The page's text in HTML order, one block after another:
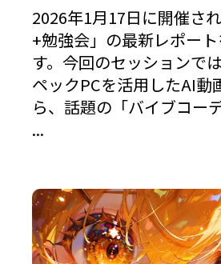
2026年1月17日に開催さ
+勉強会」の最新レポー
す。今回のセッションで
ペックPCを活用したAI動
ら、話題の「バイブコー
...